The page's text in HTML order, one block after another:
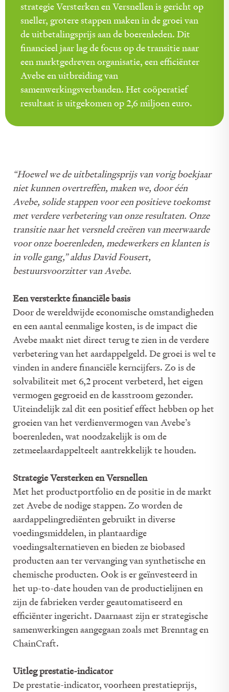
strategie Versterken en Versnellen is gericht op
sneller, grotere stappen maken in de groei van
de uitbetalingsprijs aan de boerenleden. Dit
financieel jaar lag de focus op de transitie naar
een marktgedreven organisatie, een efficiënter
Avebe en uitbreiding van
samenwerkingsverbanden. Het coöperatief
resultaat is uitgekomen op 2,6 miljoen euro.
“Hoewel we de uitbetalingsprijs van vorig boekjaar
niet kunnen overtreffen, maken we, door één
Avebe, solide stappen voor een positieve toekomst
met verdere verbetering van onze resultaten. Onze
transitie naar het versneld creëren van meerwaarde
voor onze boerenleden, medewerkers en klanten is
in volle gang,” aldus David Fousert,
bestuursvoorzitter van Avebe.
Een versterkte financiële basis
Door de wereldwijde economische omstandigheden
en een aantal eenmalige kosten, is de impact die
Avebe maakt niet direct terug te zien in de verdere
verbetering van het aardappelgeld. De groei is wel te
vinden in andere ﬁnanciële kerncijfers. Zo is de
solvabiliteit met 6,2 procent verbeterd, het eigen
vermogen gegroeid en de kasstroom gezonder.
Uiteindelijk zal dit een positief effect hebben op het
groeien van het verdienvermogen van Avebe’s
boerenleden, wat noodzakelijk is om de
zetmeelaardappelteelt aantrekkelijk te houden.
Strategie Versterken en Versnellen
Met het productportfolio en de positie in de markt
zet Avebe de nodige stappen. Zo worden de
aardappelingrediënten gebruikt in diverse
voedingsmiddelen, in plantaardige
voedingsalternatieven en bieden ze biobased
producten aan ter vervanging van synthetische en
chemische producten. Ook is er geïnvesteerd in
het up-to-date houden van de productielijnen en
zijn de fabrieken verder geautomatiseerd en
eﬃciënter ingericht. Daarnaast zijn er strategische
samenwerkingen aangegaan zoals met Brenntag en
ChainCraft.
Uitleg prestatie-indicator
De prestatie-indicator, voorheen prestatieprijs,